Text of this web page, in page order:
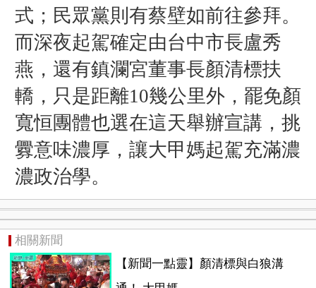
式；民眾黨則有蔡壁如前往參拜。
而深夜起駕確定由台中市長盧秀
燕，還有鎮瀾宮董事長顏清標扶
轎，只是距離10幾公里外，罷免顏
寬恒團體也選在這天舉辦宣講，挑
釁意味濃厚， 讓大甲媽起駕充滿濃
濃政治學。
相關新聞
【新聞一點靈】顏清標與白狼溝